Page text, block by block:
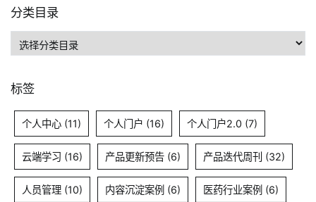
分类目录
类
录
标签
个人中心 (11) 个人门户 (16) 个人门户2.0 (7)
云端学习 (16) 产品更新预告 (6) 产品迭代周刊 (32)
人员管理 (10) 内容沉淀案例 (6) 医药行业案例 (6)